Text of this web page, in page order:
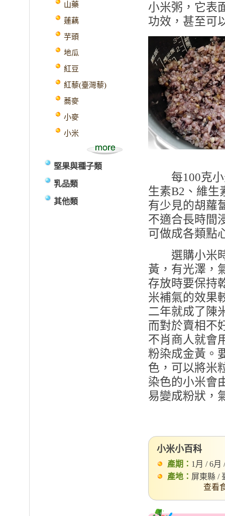
山藥
蓮藕
芋頭
地瓜
紅豆
紅藜(臺灣藜)
蕎麥
小麥
小米
堅果與種子類
乳品類
其他類
小米粥，它表
功效，甚至可
每100克小
生素B2、維生
有少見的胡蘿
不適合長時間
可做成各類點
選購小米時
黃，有光澤，
存放時要保持
米補氣的效果
二年就成了陳
而對於賣相不
不肖商人就會
粉染成金黃。
色，可以將米
染色的小米會
易變成粉狀，
小米小百科
產期： 1月 / 6月
產地： 屏東縣 /
查看